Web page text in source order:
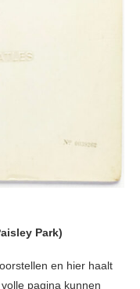
Park)
en hier haalt
pagina kunnen